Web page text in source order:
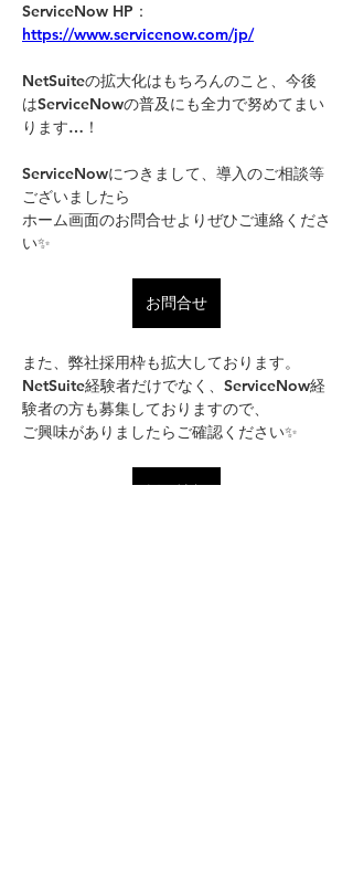
ServiceNow HP：
https://www.servicenow.com/jp/
NetSuiteの拡大化はもちろんのこと、今後
はServiceNowの普及にも全力で努めてまい
ります…！
ServiceNowにつきまして、導入のご相談等
ございましたら
ホーム画面のお問合せよりぜひご連絡くださ
い✨
お問合せ
また、弊社採用枠も拡大しております。
NetSuite経験者だけでなく、ServiceNow経
験者の方も募集しておりますので、
ご興味がありましたらご確認ください✨
採用情報